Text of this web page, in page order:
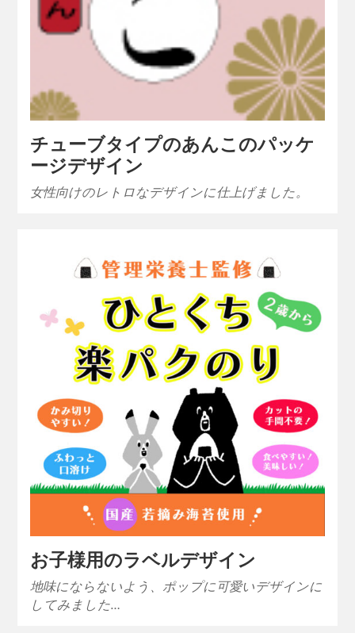
チューブタイプのあんこのパッケ
ージデザイン
女性向けのレトロなデザインに仕上げました。
お子様用のラベルデザイン
地味にならないよう、ポップに可愛いデザインに
してみました…